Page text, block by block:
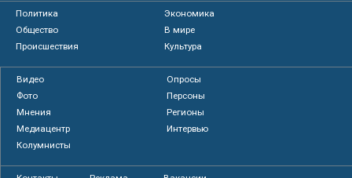
Политика
Экономика
Общество
В мире
Происшествия
Культура
Видео
Опросы
Фото
Персоны
Мнения
Регионы
Медиацентр
Интервью
Колумнисты